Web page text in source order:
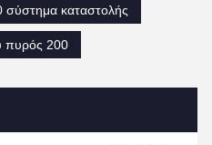
σύστημα καταστολής
πυρός 200